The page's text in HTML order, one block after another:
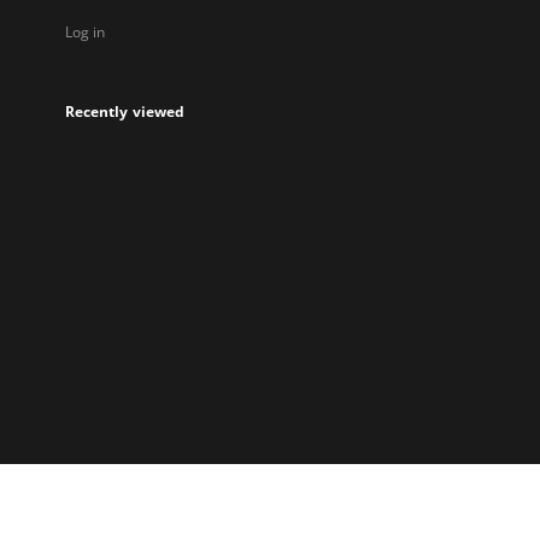
Log in
Recently viewed